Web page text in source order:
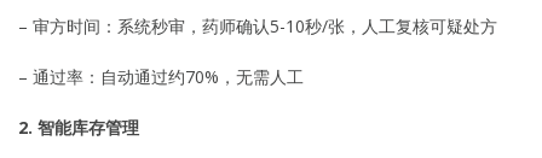
– 审方时间：系统秒审，药师确认5-10秒/张，人工复核可疑处方
– 通过率：自动通过约70%，无需人工
2. 智能库存管理